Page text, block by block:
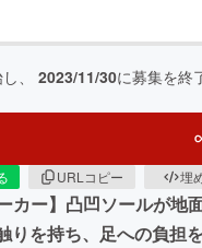
、 2023/11/30に募集を終
URLコピー 埋
ー】凸凹ソールが
を持ち、足への負担